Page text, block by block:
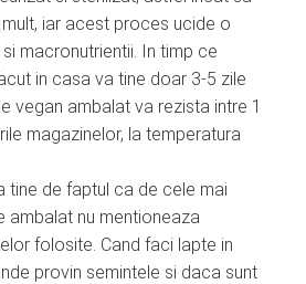
iar acest proces ucide o
macronutrientii. In timp ce
in casa va tine doar 3-5 zile
vegan ambalat va rezista intre 1
magazinelor, la temperatura
tine de faptul ca de cele mai
ambalat nu mentioneaza
folosite. Cand faci lapte in
provin semintele si daca sunt